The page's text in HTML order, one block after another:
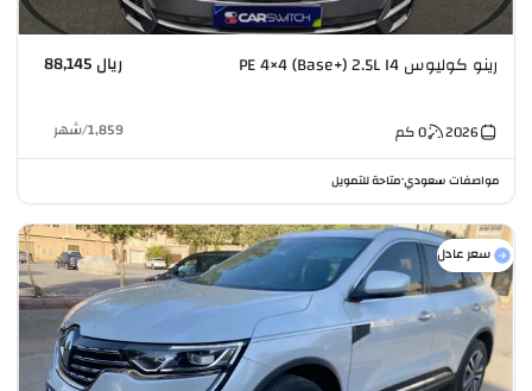
رينو كوليوس PE 4×4 (Base+) 2.5L I4 ريال 88,145
2026
0كم 1,859
/شهر
مواصفات سعودي•متاحة للتمويل
سعر عادل